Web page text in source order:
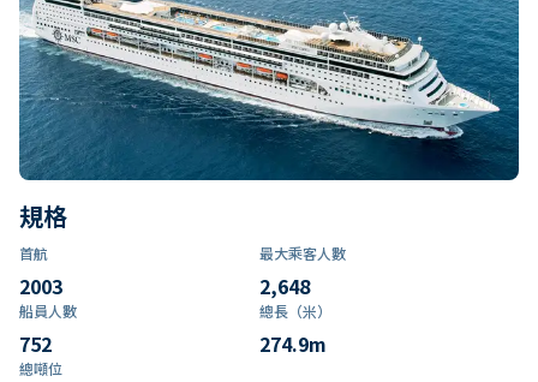
規格
首航
2003
最大乘客人數
2,648
船員人數
752
總長（米）
274.9m
總噸位